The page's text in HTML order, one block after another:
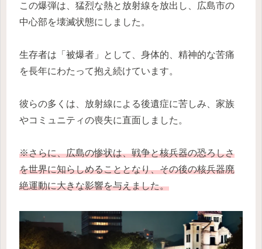
この爆弾は、猛烈な熱と放射線を放出し、広島市の
中心部を壊滅状態にしました。
生存者は「被爆者」として、身体的、精神的な苦痛
を長年にわたって抱え続けています。
彼らの多くは、放射線による後遺症に苦しみ、家族
やコミュニティの喪失に直面しました。
※さらに、広島の惨状は、戦争と核兵器の恐ろしさ
を世界に知らしめることとなり、その後の核兵器廃
絶運動に大きな影響を与えました。